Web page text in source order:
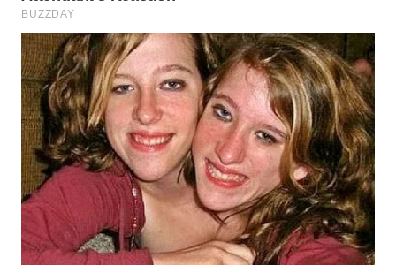
WN
GORONTALO
WN
SULUT
WN
MALUKU
WN
MALUT